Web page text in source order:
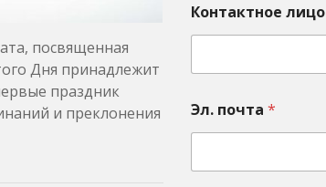
посвященная
Дня принадлежит
праздник
и преклонения
Контактное лицо
Эл. почта *